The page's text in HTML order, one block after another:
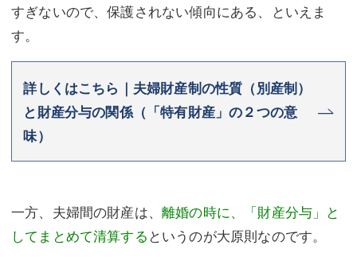
すぎないので、保護されない傾向にある、といえま
す。
詳しくはこちら｜夫婦財産制の性質（別産制）
と財産分与の関係（「特有財産」の２つの意
味）
一方、夫婦間の財産は、離婚の時に、「財産分与」と
してまとめて清算する というのが大原則なのです。